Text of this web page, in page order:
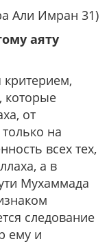
Али Имран 31)
аяту
критерием,
которые
от
на
всех тех,
а в
Мухаммада
следование
ему и